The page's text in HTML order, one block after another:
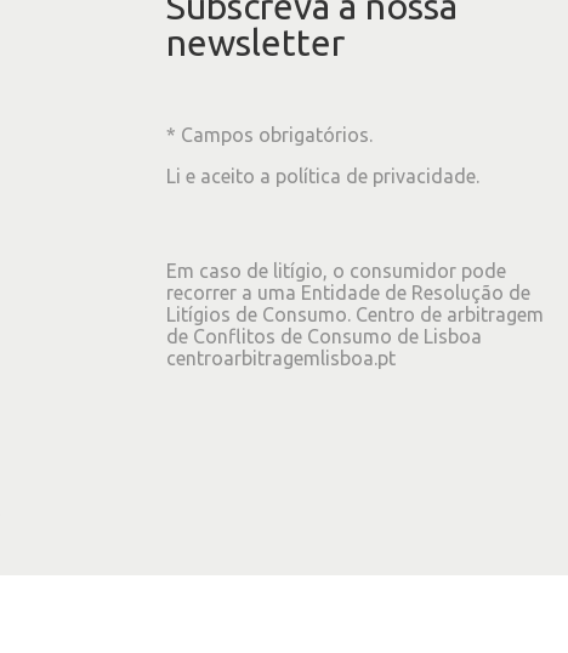
newsletter
* Campos obrigatórios.
Li e aceito a política de privacidade.
Em caso de litígio, o consumidor pode
recorrer a uma Entidade de Resolução de
Litígios de Consumo. Centro de arbitragem
de Conflitos de Consumo de Lisboa
centroarbitragemlisboa.pt